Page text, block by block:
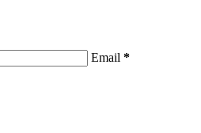
Email *